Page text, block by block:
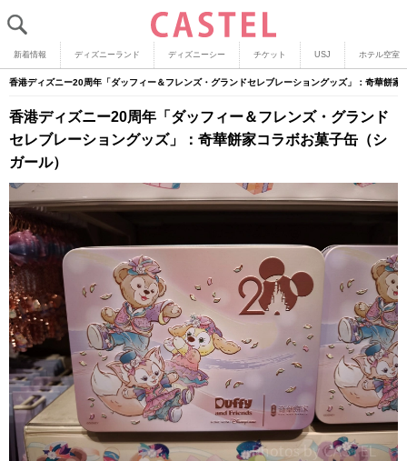
新着情報 ディズニーランド ディズニーシー チケット USJ ホテル空室
香港ディズニー20周年「ダッフィー＆フレンズ・グランドセレブレーショングッズ」：奇華餅家
香港ディズニー20周年「ダッフィー＆フレンズ・グランド
セレブレーショングッズ」：奇華餅家コラボお菓子缶（シ
ガール）